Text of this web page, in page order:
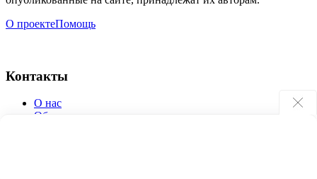
О проектеПомощь
Контакты
О нас
Обратная связь